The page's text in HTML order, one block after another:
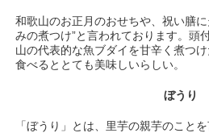
和歌山のお正月のおせちや、祝い膳
みの煮つけ”と言われております。頭
山の代表的な魚ブダイを甘辛く煮つ
食べるととても美味しいらしい。
ぼうり
「ぼうり」とは、里芋の親芋のこと